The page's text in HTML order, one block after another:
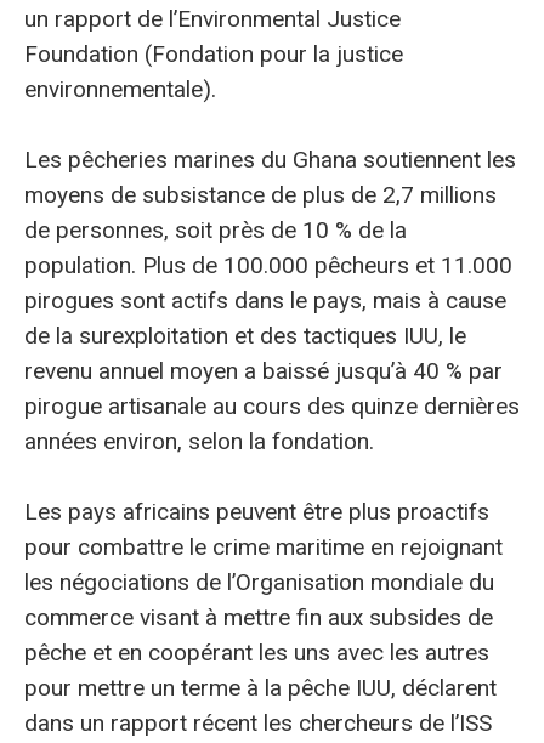
un rapport de l’Environmental Justice
Foundation (Fondation pour la justice
environnementale).
Les pêcheries marines du Ghana soutiennent les
moyens de subsistance de plus de 2,7 millions
de personnes, soit près de 10 % de la
population. Plus de 100.000 pêcheurs et 11.000
pirogues sont actifs dans le pays, mais à cause
de la surexploitation et des tactiques IUU, le
revenu annuel moyen a baissé jusqu’à 40 % par
pirogue artisanale au cours des quinze dernières
années environ, selon la fondation.
Les pays africains peuvent être plus proactifs
pour combattre le crime maritime en rejoignant
les négociations de l’Organisation mondiale du
commerce visant à mettre fin aux subsides de
pêche et en coopérant les uns avec les autres
pour mettre un terme à la pêche IUU, déclarent
dans un rapport récent les chercheurs de l’ISS